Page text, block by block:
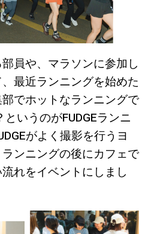
員や、マラソンに参加し
最近ランニングを始めた
でホットなランニングで
いうのがFUDGEランニ
がよく撮影を行うヨ
ンニングの後にカフェで
れをイベントにしまし